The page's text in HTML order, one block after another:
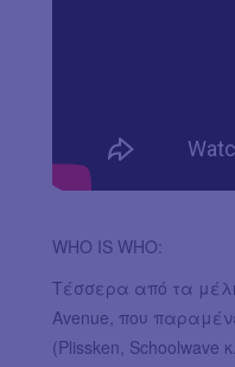
WHO IS WHO:
Τέσσερα από τα
Avenue, που
(Plissken, Schoolwave